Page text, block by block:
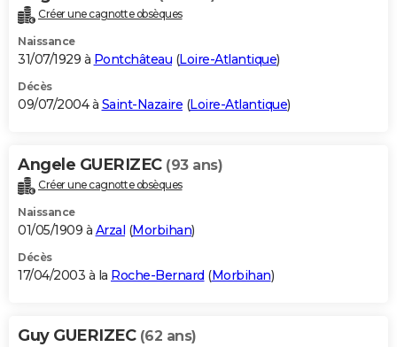
Créer une cagnotte obsèques
Naissance
31/07/1929 à Pontchâteau (Loire-Atlantique)
Décès
09/07/2004 à Saint-Nazaire (Loire-Atlantique)
Angele GUERIZEC (93 ans)
Créer une cagnotte obsèques
Naissance
01/05/1909 à Arzal (Morbihan)
Décès
17/04/2003 à la Roche-Bernard (Morbihan)
Guy GUERIZEC (62 ans)